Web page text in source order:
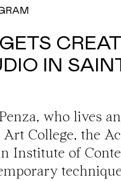
IN
who lives
College, the
Institute of